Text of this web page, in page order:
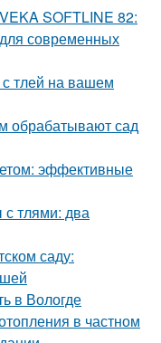
SOFTLINE 82:
современных
тлей на вашем
обрабатывают сад
эффективные
тлями: два
саду:
в Вологде
в частном